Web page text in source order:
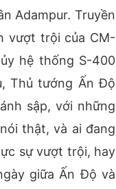
Adampur. Truyền
vượt trội của CM-
hệ thống S-400
Thủ tướng Ấn Độ
sập, với những
thật, và ai đang
sự vượt trội, hay
giữa Ấn Độ và